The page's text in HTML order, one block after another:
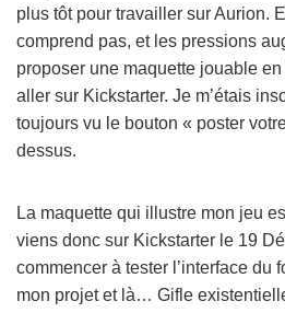
plus tôt pour travailler sur Aurion.
comprend pas, et les pressions
proposer une maquette jouable
aller sur Kickstarter. Je m’étais
toujours vu le bouton « poster
dessus.
La maquette qui illustre mon jeu
viens donc sur Kickstarter le 19
commencer à tester l’interface du
mon projet et là… Gifle